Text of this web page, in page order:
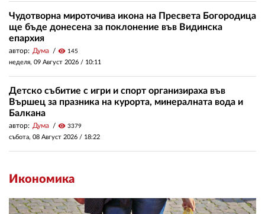
Чудотворна мироточива икона на Пресвета Богородица
ще бъде донесена за поклонение във Видинска
епархия
автор: Дума visibility 145
неделя, 09 Август 2026 / 10:11
Детско събитие с игри и спорт организираха във
Вършец за празника на курорта, минералната вода и
Балкана
автор: Дума visibility 3379
събота, 08 Август 2026 / 18:22
Икономика